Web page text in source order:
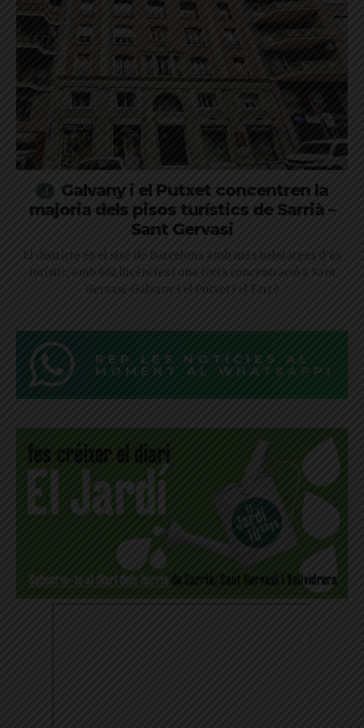
Galvany i el Putxet concentren la
majoria dels pisos turístics de Sarrià –
Sant Gervasi
El districte és el sisè de Barcelona amb més habitatges d’ús
turístic, amb 662 llicències i una forta concentració a Sant
Gervasi-Galvany i el Putxet i el Farró
REP LES NOTÍCIES AL
MOMENT AL WHATSAPP!